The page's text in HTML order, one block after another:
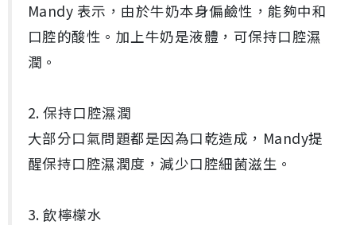
Mandy 表示，由於牛奶本身偏鹼性，能夠中和
口腔的酸性。加上牛奶是液體，可保持口腔濕
潤。
2. 保持口腔濕潤
大部分口氣問題都是因為口乾造成，Mandy提
醒保持口腔濕潤度，減少口腔細菌滋生。
3. 飲檸檬水